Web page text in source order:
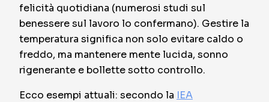
felicità quotidiana (numerosi studi sul
benessere sul lavoro lo confermano). Gestire la
temperatura significa non solo evitare caldo o
freddo, ma mantenere mente lucida, sonno
rigenerante e bollette sotto controllo.
Ecco esempi attuali: secondo la IEA